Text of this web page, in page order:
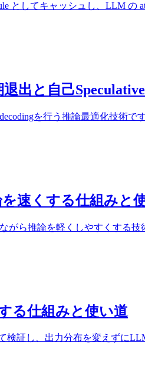
としてキャッシュし、LLM の
出と自己
を行う推論最適化技術
速くする仕組みと
がら推論を軽くしやすくす
る仕組みと使い道
検証し、出力分布を変えずに